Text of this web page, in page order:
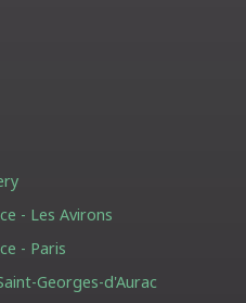
- Les Avirons
- Paris
Georges-d'Aurac